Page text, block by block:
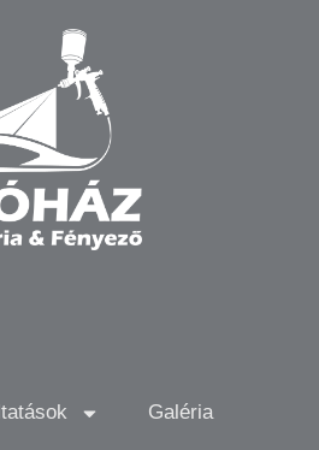
Galéria